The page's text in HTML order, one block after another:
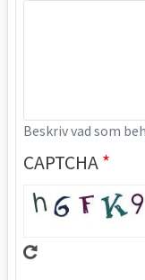
Beskriv vad som
CAPTCHA